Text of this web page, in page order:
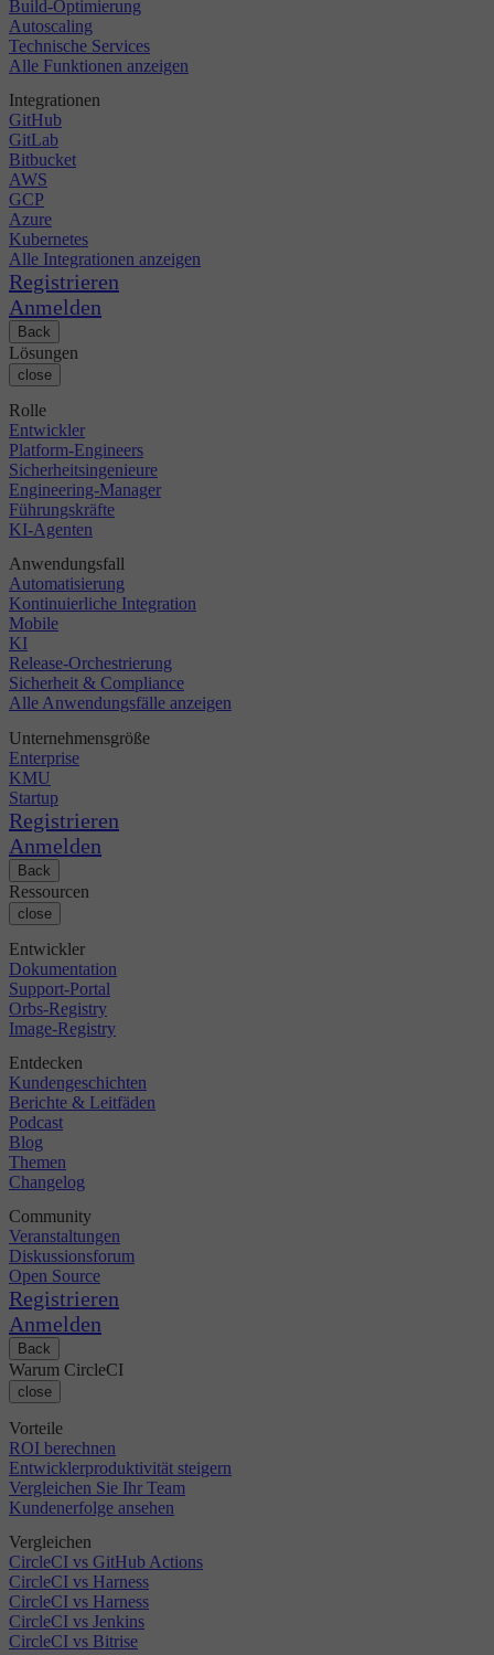
Build-Optimierung
Autoscaling
Technische Services
Alle Funktionen anzeigen
Integrationen
GitHub
GitLab
Bitbucket
AWS
GCP
Azure
Kubernetes
Alle Integrationen anzeigen
Registrieren
Anmelden
Back
Lösungen
close
Rolle
Entwickler
Platform-Engineers
Sicherheitsingenieure
Engineering-Manager
Führungskräfte
KI-Agenten
Anwendungsfall
Automatisierung
Kontinuierliche Integration
Mobile
KI
Release-Orchestrierung
Sicherheit & Compliance
Alle Anwendungsfälle anzeigen
Unternehmensgröße
Enterprise
KMU
Startup
Registrieren
Anmelden
Back
Ressourcen
close
Entwickler
Dokumentation
Support-Portal
Orbs-Registry
Image-Registry
Entdecken
Kundengeschichten
Berichte & Leitfäden
Podcast
Blog
Themen
Changelog
Community
Veranstaltungen
Diskussionsforum
Open Source
Registrieren
Anmelden
Back
Warum CircleCI
close
Vorteile
ROI berechnen
Entwicklerproduktivität steigern
Vergleichen Sie Ihr Team
Kundenerfolge ansehen
Vergleichen
CircleCI vs GitHub Actions
CircleCI vs Harness
CircleCI vs Harness
CircleCI vs Jenkins
CircleCI vs Bitrise